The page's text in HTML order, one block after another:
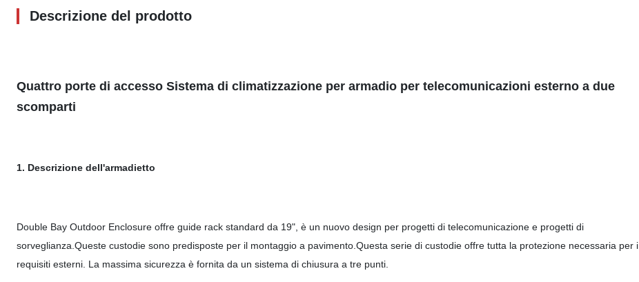
Descrizione del prodotto
Quattro porte di accesso Sistema di climatizzazione per armadio per telecomunicazioni esterno a due
scomparti
1. Descrizione dell'armadietto
Double Bay Outdoor Enclosure offre guide rack standard da 19", è un nuovo design per progetti di telecomunicazione e progetti di
sorveglianza.Queste custodie sono predisposte per il montaggio a pavimento.Questa serie di custodie offre tutta la protezione necessaria per i
requisiti esterni. La massima sicurezza è fornita da un sistema di chiusura a tre punti.